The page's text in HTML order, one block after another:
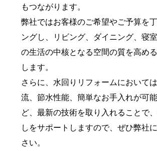
もつながります。
弊社ではお客様のご希望やご予算を
ングし、リビング、ダイニング、寝
の生活の中核となる空間の質を高め
します。
さらに、水回りリフォームにおいて
流、節水性能、簡単なお手入れが可
ど、最新の技術を取り入れることで
しをサポートしますので、ぜひ弊社
さい。